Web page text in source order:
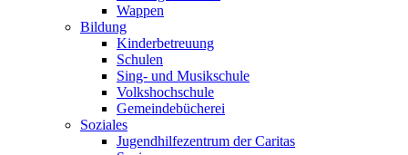
Wappen
Bildung
Kinderbetreuung
Schulen
Sing- und Musikschule
Volkshochschule
Gemeindebücherei
Soziales
Jugendhilfezentrum der Caritas